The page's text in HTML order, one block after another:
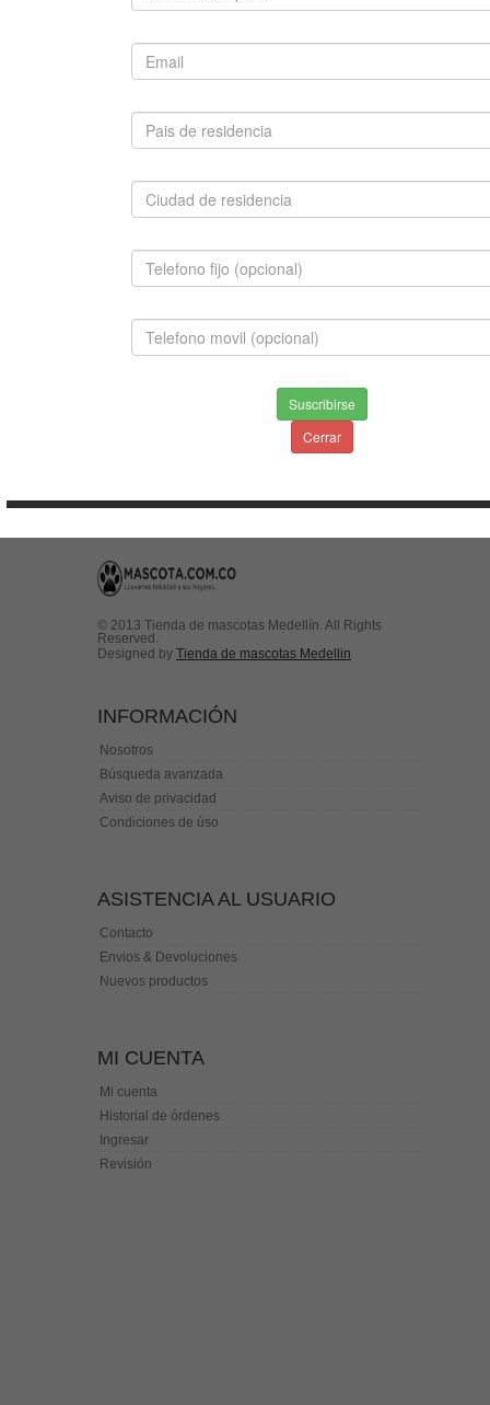
$980,000.00
INFORMACION
© 2013 Tienda de mascotas Medellín. All Rights
Reserved.
Designed by Tienda de mascotas Medellin
INFORMACIÓN
Nosotros
Búsqueda avanzada
Aviso de privacidad
Condiciones de úso
ASISTENCIA AL USUARIO
Contacto
Envios & Devoluciones
Nuevos productos
MI CUENTA
Mi cuenta
Historial de órdenes
Ingresar
Revisión
Suscribirse
Cerrar